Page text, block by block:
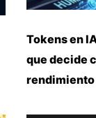
Tokens en
que decide
rendimiento